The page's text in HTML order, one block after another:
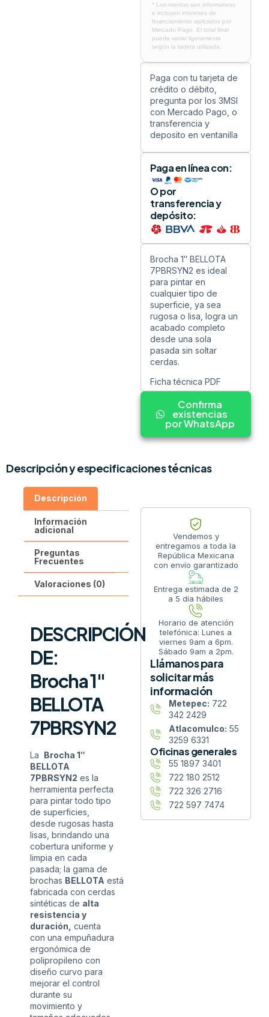
* Los montos son informativos
e incluyen intereses de
financiamiento aplicados por
Mercado Pago. El total final
puede variar ligeramente
según la tarjeta utilizada.
Paga con tu tarjeta de
crédito o débito,
pregunta por los 3MSI
con Mercado Pago, o
transferencia y
deposito en ventanilla
Paga en línea con:
O por
transferencia y
depósito:
Brocha 1″ BELLOTA
7PBRSYN2 es ideal
para pintar en
cualquier tipo de
superficie, ya sea
rugosa o lisa, logra un
acabado completo
desde una sola
pasada sin soltar
cerdas.
Ficha técnica PDF
Confirma
existencias
por WhatsApp
Descripción y especificaciones técnicas
Descripción
Información
adicional
Preguntas
Frecuentes
Valoraciones (0)
DESCRIPCIÓN
DE:
Brocha 1″
BELLOTA
7PBRSYN2
La Brocha 1″
BELLOTA
7PBRSYN2 es la
herramienta perfecta
para pintar todo tipo
de superficies,
desde rugosas hasta
lisas, brindando una
cobertura uniforme y
limpia en cada
pasada; la gama de
brochas BELLOTA está
fabricada con cerdas
sintéticas de alta
resistencia y
duración, cuenta
con una empuñadura
ergonómica de
polipropileno con
diseño curvo para
mejorar el control
durante su
movimiento y
Vendemos y
entregamos a toda la
República Mexicana
con envío garantizado
Entrega estimada de 2
a 5 día hábiles
Horario de atención
telefónica: Lunes a
viernes 9am a 6pm.
Sábado 9am a 2pm.
Llámanos para
solicitar más
información
Metepec: 722
342 2429
Atlacomulco: 55
3259 6331
Oficinas generales
55 1897 3401
722 180 2512
722 326 2716
722 597 7474